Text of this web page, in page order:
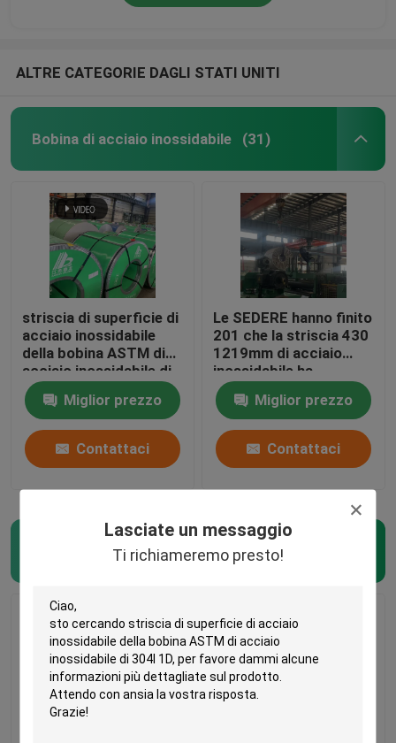
Lasciate un messaggio
Ti richiameremo presto!
ALTRE CATEGORIE DAGLI STATI UNITI
Bobina di acciaio inossidabile (31)
striscia di superficie di
acciaio inossidabile
della bobina ASTM di
acciaio inossidabile di
304l 1D
Miglior prezzo
Contattaci
Le SEDERE hanno finito
201 che la striscia 430
1219mm di acciaio
inossidabile ha
spazzolato lo strato di
acciaio inossidabile
Miglior prezzo
Contattaci
Bobina d'acciaio laminata a freddo (30)